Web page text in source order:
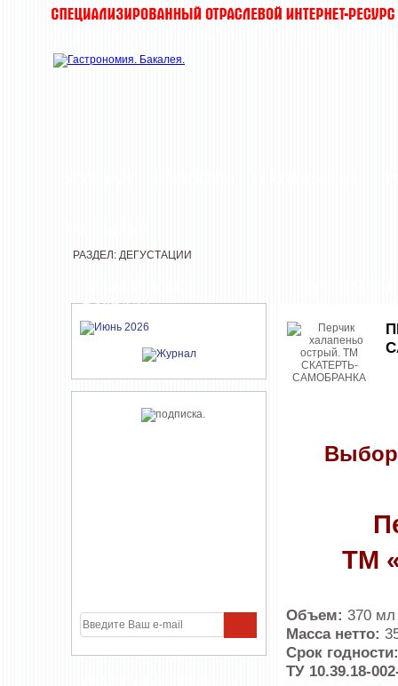
ЖУРНАЛА
РАЗДЕЛ: ДЕГУСТАЦИИ
Выбор
ТМ
Объем: 370 мл
Масса нетто:
Срок
ТУ 10.39.18-